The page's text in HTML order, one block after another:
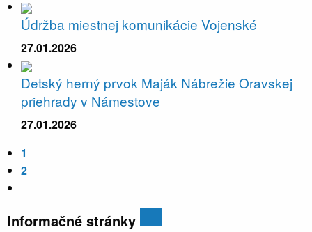
Údržba miestnej komunikácie Vojenské
27.01.2026
Detský herný prvok Maják Nábrežie Oravskej
priehrady v Námestove
27.01.2026
1
2
Informačné stránky